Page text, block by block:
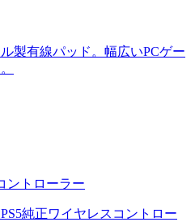
製有線パッド。幅広いPCゲー
ントローラー
純正ワイヤレスコントロー